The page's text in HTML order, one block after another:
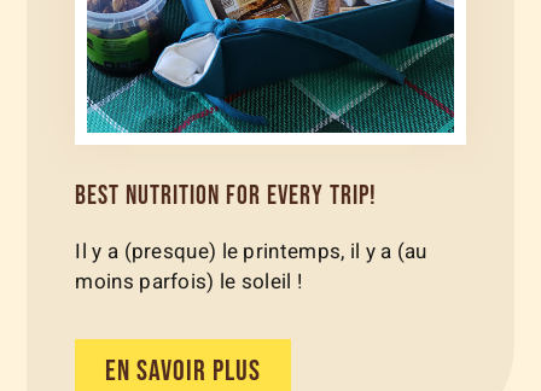
BEST NUTRITION FOR EVERY TRIP!
Il y a (presque) le printemps, il y a (au
moins parfois) le soleil !
EN SAVOIR PLUS